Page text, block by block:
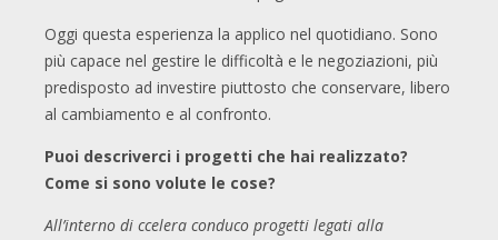
Oggi questa esperienza la applico nel quotidiano. Sono
più capace nel gestire le difficoltà e le negoziazioni, più
predisposto ad investire piuttosto che conservare, libero
al cambiamento e al confronto.
Puoi descriverci i progetti che hai realizzato?
Come si sono volute le cose?
All’interno di ccelera conduco progetti legati alla